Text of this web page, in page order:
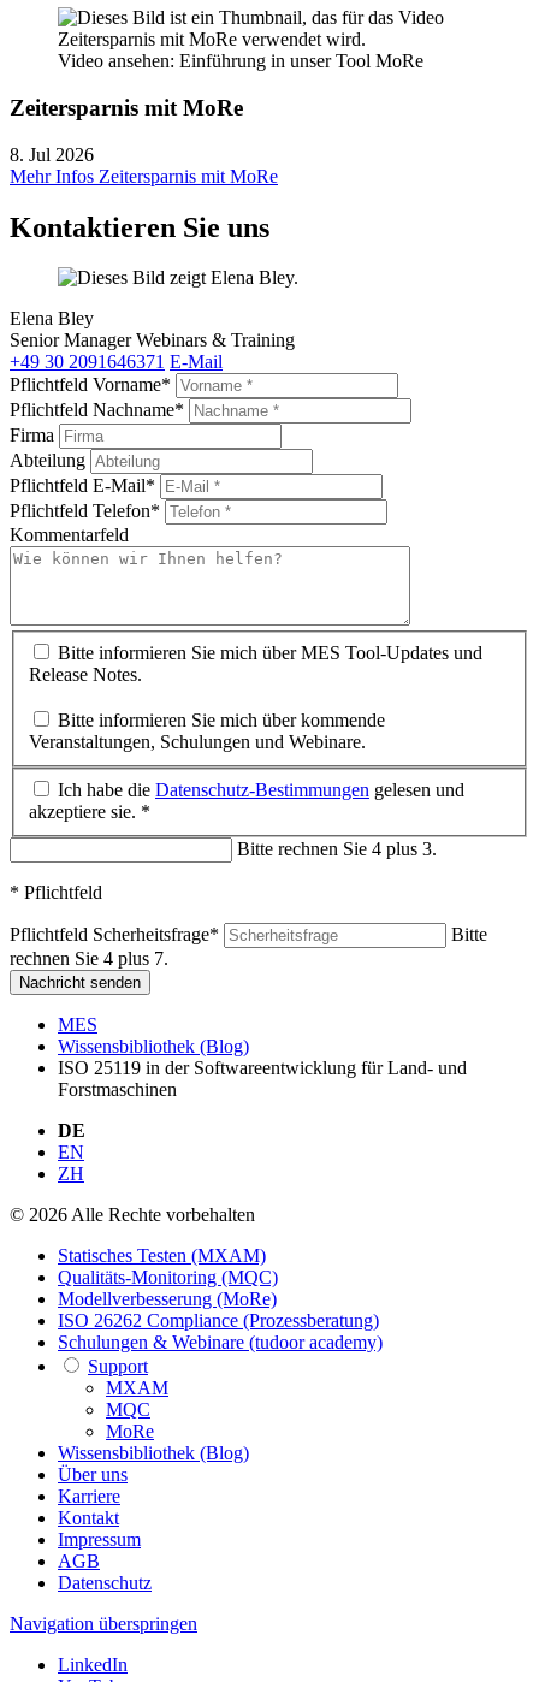
Video ansehen: Einführung in unser Tool MoRe
Zeitersparnis mit MoRe
8. Jul 2026
Mehr Infos Zeitersparnis mit MoRe
Kontaktieren Sie uns
Elena Bley
Senior Manager Webinars & Training
+49 30 2091646371 E-Mail
Pflichtfeld Vorname*
Pflichtfeld Nachname*
Firma
Abteilung
Pflichtfeld E-Mail*
Pflichtfeld Telefon*
Kommentarfeld
Bitte informieren Sie mich über MES Tool-Updates und
Release Notes.
Bitte informieren Sie mich über kommende
Veranstaltungen, Schulungen und Webinare.
Ich habe die Datenschutz-Bestimmungen gelesen und
akzeptiere sie. *
Bitte rechnen Sie 4 plus 3.
* Pflichtfeld
Pflichtfeld Scherheitsfrage*
Bitte
rechnen Sie 4 plus 7.
Nachricht senden
MES
Wissensbibliothek (Blog)
ISO 25119 in der Softwareentwicklung für Land- und
Forstmaschinen
DE
EN
ZH
© 2026 Alle Rechte vorbehalten
Statisches Testen (MXAM)
Qualitäts-Monitoring (MQC)
Modellverbesserung (MoRe)
ISO 26262 Compliance (Prozessberatung)
Schulungen & Webinare (tudoor academy)
Support
MXAM
MQC
MoRe
Wissensbibliothek (Blog)
Über uns
Karriere
Kontakt
Impressum
AGB
Datenschutz
Navigation überspringen
LinkedIn